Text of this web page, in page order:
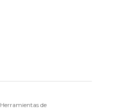
Herramientas de